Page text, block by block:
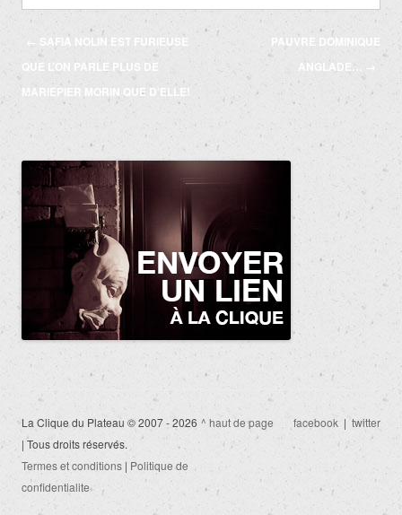
Navigation
des
articles
← SAFIA NOLIN EST FURIEUSE
QUE L’ON PARLE PLUS DE
MARIEPIER MORIN QUE D’ELLE!
PAUVRE DOMINIQUE
ANGLADE…
→
La Clique du Plateau © 2007 - 2026
| Tous droits réservés.
Termes et conditions | Politique de
confidentialite
^ haut de page facebook | twitter